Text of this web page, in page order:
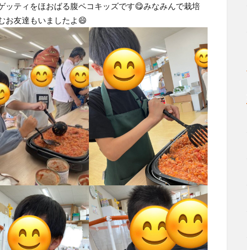
ッティをほおばる腹ペコキッズです😋みなみんで栽培
お友達もいましたよ😄